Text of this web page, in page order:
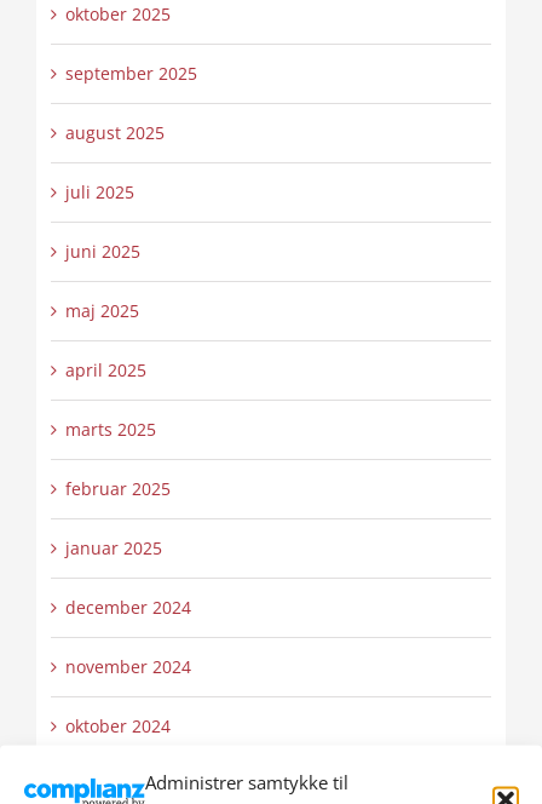
Administrer samtykke til
oktober 2025
september 2025
august 2025
juli 2025
juni 2025
maj 2025
april 2025
marts 2025
februar 2025
januar 2025
december 2024
november 2024
oktober 2024
september 2024